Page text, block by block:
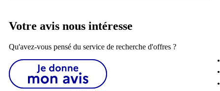
Votre avis nous intéresse
Qu'avez-vous pensé du service de recherche d'offres ?